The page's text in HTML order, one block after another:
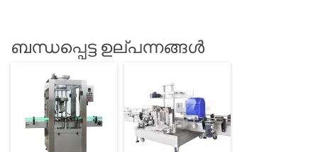
ബന്ധപ്പെട്ട ഉല്പന്നങ്ങൾ